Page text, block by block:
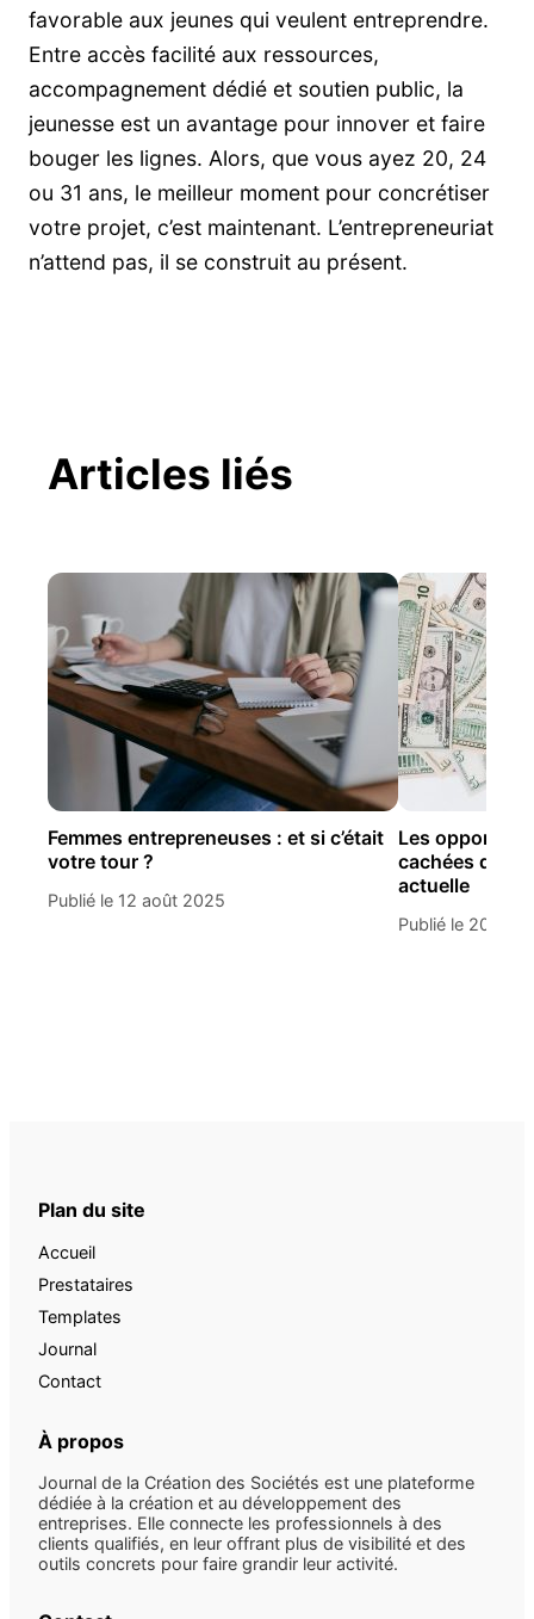
favorable aux jeunes qui veulent entreprendre.
Entre accès facilité aux ressources,
accompagnement dédié et soutien public, la
jeunesse est un avantage pour innover et faire
bouger les lignes. Alors, que vous ayez 20, 24
ou 31 ans, le meilleur moment pour concrétiser
votre projet, c’est maintenant. L’entrepreneuriat
n’attend pas, il se construit au présent.
Articles liés
Femmes entrepreneuses : et si c’était
votre tour ?
Publié le 12 août 2025
Les
cachées dans
actuelle
Publié le 20
Plan du site
Accueil
Prestataires
Templates
Journal
Contact
À propos
Journal de la Création des Sociétés est une plateforme
dédiée à la création et au développement des
entreprises. Elle connecte les professionnels à des
clients qualifiés, en leur offrant plus de visibilité et des
outils concrets pour faire grandir leur activité.